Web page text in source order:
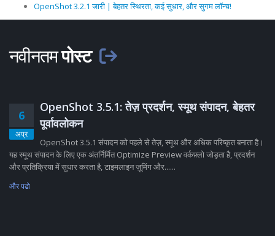
OpenShot 3.2.1 जारी | बेहतर स्थिरता, कई सुधार, और सुगम लॉन्च!
नवीनतमपोस्ट
6
अप्र
OpenShot 3.5.1: तेज़ प्रदर्शन, स्मूथ संपादन, बेहतर
पूर्वावलोकन
OpenShot 3.5.1 संपादन को पहले से तेज़, स्मूथ और अधिक परिष्कृत बनाता है।
यह स्मूथ संपादन के लिए एक अंतर्निर्मित Optimize Preview वर्कफ़्लो जोड़ता है, प्रदर्शन
और प्रतिक्रिया में सुधार करता है, टाइमलाइन ज़ूमिंग और......
और पढो